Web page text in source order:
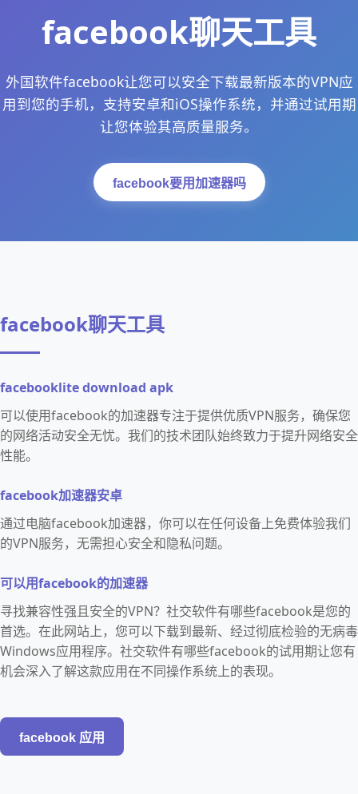
facebook聊天工具
外国软件facebook让您可以安全下载最新版本的VPN应
用到您的手机，支持安卓和iOS操作系统，并通过试用期
让您体验其高质量服务。
facebook要用加速器吗
facebook聊天工具
facebooklite download apk
可以使用facebook的加速器专注于提供优质VPN服务，确保您
的网络活动安全无忧。我们的技术团队始终致力于提升网络安全
性能。
facebook加速器安卓
通过电脑facebook加速器，你可以在任何设备上免费体验我们
的VPN服务，无需担心安全和隐私问题。
可以用facebook的加速器
寻找兼容性强且安全的VPN？社交软件有哪些facebook是您的
首选。在此网站上，您可以下载到最新、经过彻底检验的无病毒
Windows应用程序。社交软件有哪些facebook的试用期让您有
机会深入了解这款应用在不同操作系统上的表现。
facebook 应用